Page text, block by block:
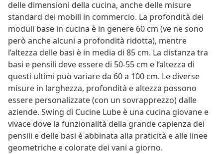
delle dimensioni della cucina, anche delle misure
standard dei mobili in commercio. La profondità dei
moduli base in cucina è in genere 60 cm (ve ne sono
però anche alcuni a profondità ridotta), mentre
l’altezza delle basi è in media di 85 cm. La distanza tra
basi e pensili deve essere di 50-55 cm e l’altezza di
questi ultimi può variare da 60 a 100 cm. Le diverse
misure in larghezza, profondità e altezza possono
essere personalizzate (con un sovrapprezzo) dalle
aziende. Swing di Cucine Lube è una cucina giovane e
vivace dove la funzionalità della grande capienza dei
pensili e delle basi è abbinata alla praticità e alle linee
geometriche e colorate dei vani a giorno.